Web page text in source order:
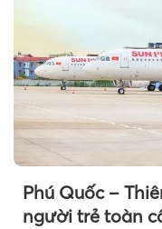
Phú Quốc –
người trẻ toàn